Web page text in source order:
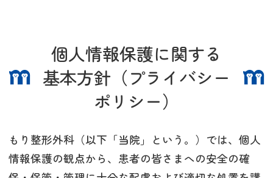
個人情報保護に関する
基本方針（プライバシー
ポリシー）
もり整形外科（以下「当院」という。）では、個人
情報保護の観点から、患者の皆さまへの安全の確